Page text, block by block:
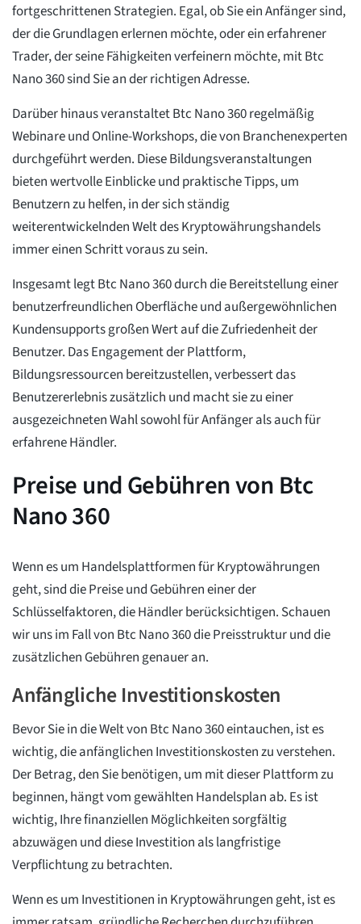
fortgeschrittenen Strategien. Egal, ob Sie ein Anfänger sind,
der die Grundlagen erlernen möchte, oder ein erfahrener
Trader, der seine Fähigkeiten verfeinern möchte, mit Btc
Nano 360 sind Sie an der richtigen Adresse.
Darüber hinaus veranstaltet Btc Nano 360 regelmäßig
Webinare und Online-Workshops, die von Branchenexperten
durchgeführt werden. Diese Bildungsveranstaltungen
bieten wertvolle Einblicke und praktische Tipps, um
Benutzern zu helfen, in der sich ständig
weiterentwickelnden Welt des Kryptowährungshandels
immer einen Schritt voraus zu sein.
Insgesamt legt Btc Nano 360 durch die Bereitstellung einer
benutzerfreundlichen Oberfläche und außergewöhnlichen
Kundensupports großen Wert auf die Zufriedenheit der
Benutzer. Das Engagement der Plattform,
Bildungsressourcen bereitzustellen, verbessert das
Benutzererlebnis zusätzlich und macht sie zu einer
ausgezeichneten Wahl sowohl für Anfänger als auch für
erfahrene Händler.
Preise und Gebühren von Btc
Nano 360
Wenn es um Handelsplattformen für Kryptowährungen
geht, sind die Preise und Gebühren einer der
Schlüsselfaktoren, die Händler berücksichtigen. Schauen
wir uns im Fall von Btc Nano 360 die Preisstruktur und die
zusätzlichen Gebühren genauer an.
Anfängliche Investitionskosten
Bevor Sie in die Welt von Btc Nano 360 eintauchen, ist es
wichtig, die anfänglichen Investitionskosten zu verstehen.
Der Betrag, den Sie benötigen, um mit dieser Plattform zu
beginnen, hängt vom gewählten Handelsplan ab. Es ist
wichtig, Ihre finanziellen Möglichkeiten sorgfältig
abzuwägen und diese Investition als langfristige
Verpflichtung zu betrachten.
Wenn es um Investitionen in Kryptowährungen geht, ist es